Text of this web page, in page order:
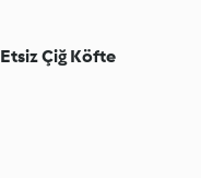
Etsiz Çiğ Köfte